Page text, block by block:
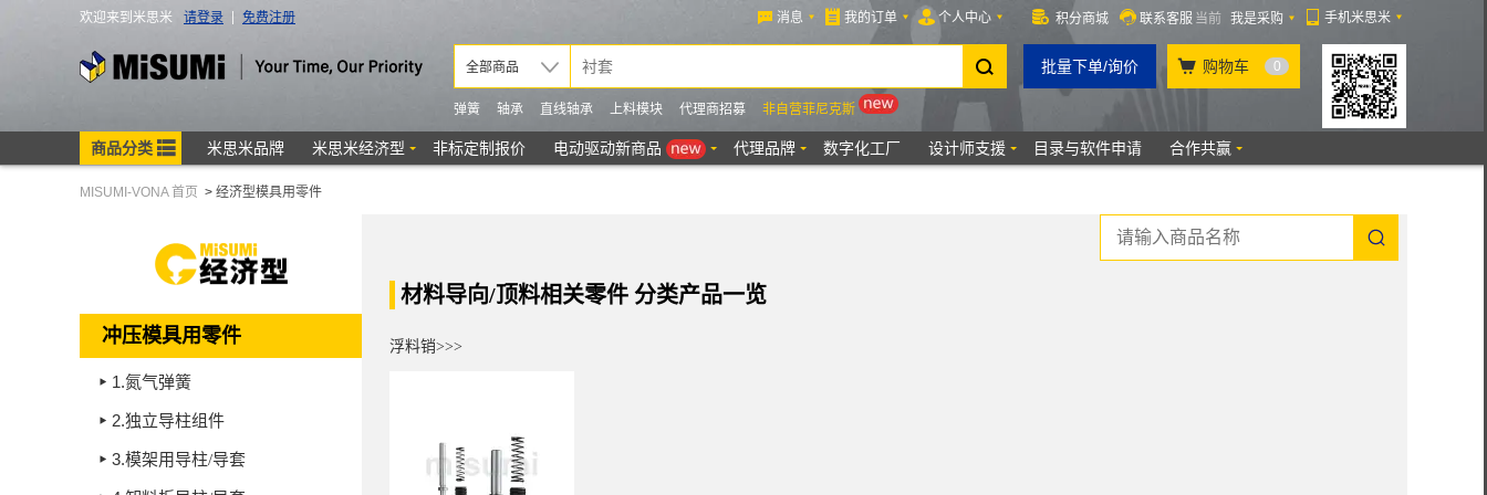
MISUMI-VONA 首页 > 经济型模具用零件
冲压模具用零件
1.氮气弹簧
2.独立导柱组件
3.模架用导柱/导套
材料导向/顶料相关零件 分类产品一览
浮料销>>>